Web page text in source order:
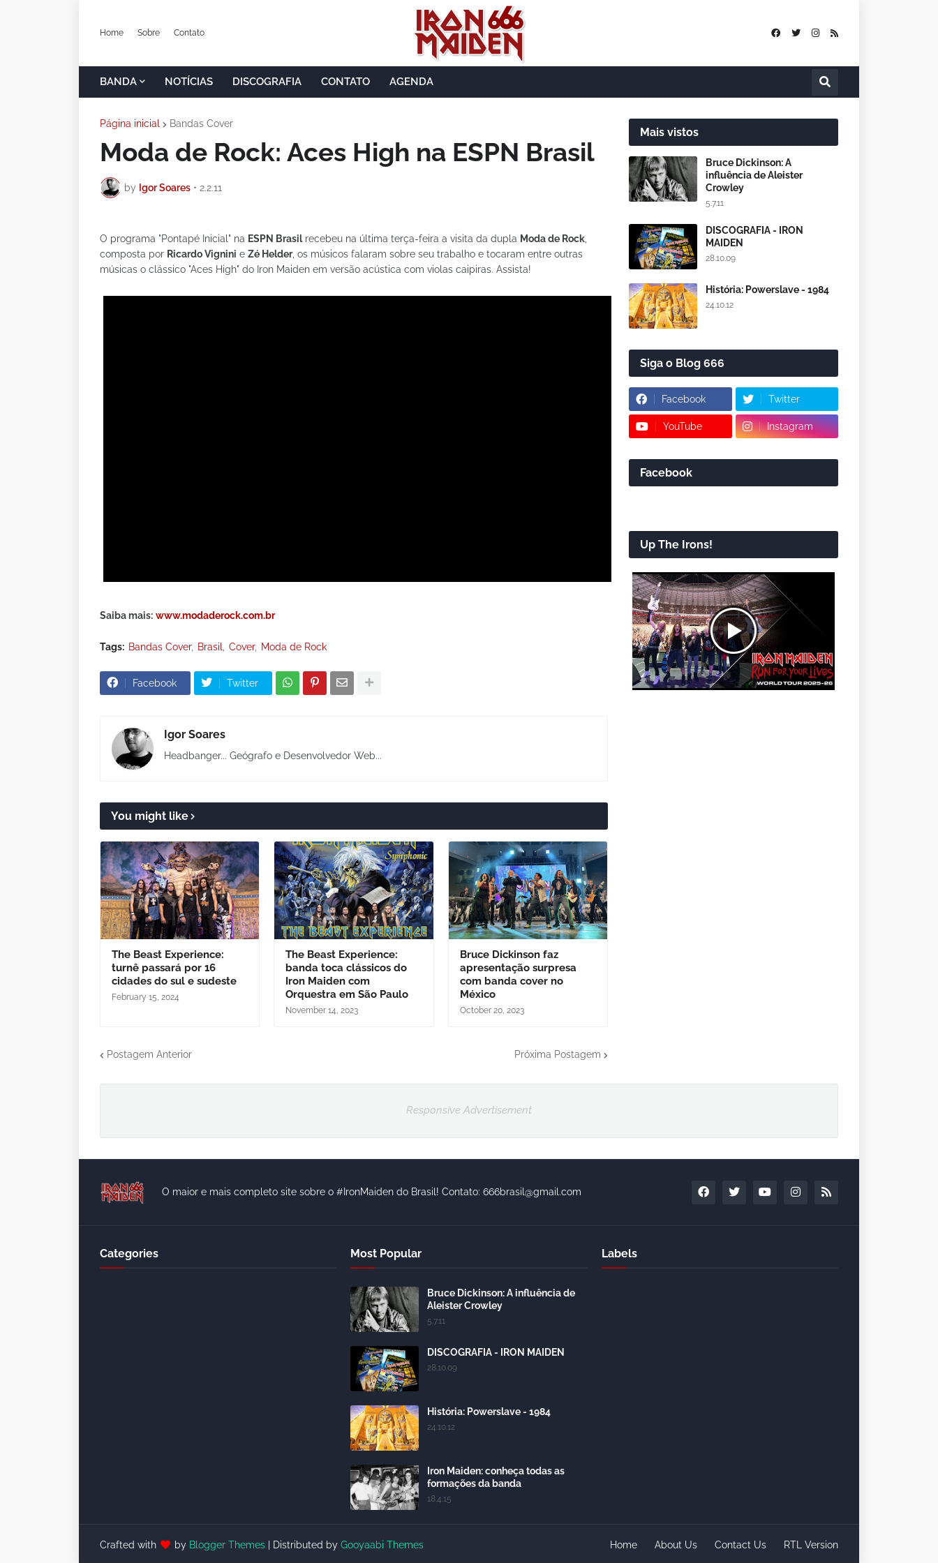
Home Sobre Contato
BANDA NOTÍCIAS DISCOGRAFIA CONTATO AGENDA
Página inicial Bandas Cover
Moda de Rock: Aces High na ESPN Brasil
by Igor Soares • 2.2.11
O programa "Pontapé Inicial" na ESPN Brasilrecebeu na última terça-feira a visita da dupla Moda de Rock
composta por Ricardo Vignini e Zé Helder, os músicos falaram sobre seu trabalho e tocaram entre outras
músicas o clássico "Aces High" do Iron Maiden em versão acústica com violas caipiras. Assista!
Saiba mais: www.modaderock.com.br
Tags: Bandas Cover Brasil Cover Moda de Rock
Facebook Twitter
Igor Soares
Headbanger... Geógrafo e Desenvolvedor Web...
You might like
The Beast Experience:
turnê passará por 16
cidades do sul e sudeste
February 15, 2024
The Beast Experience:
banda toca clássicos do
Iron Maiden com
Orquestra em São Paulo
November 14, 2023
Bruce Dickinson faz
apresentação surpresa
com banda cover no
México
October 20, 2023
Postagem Anterior Próxima Postagem
Mais vistos
Bruce Dickinson: A
influência de Aleister
Crowley
5.7.11
DISCOGRAFIA - IRON
MAIDEN
28.10.09
História: Powerslave - 1984
24.10.12
Siga o Blog 666
Facebook Twitter
YouTube Instagram
Facebook
Up The Irons!
Responsive Advertisement
O maior e mais completo site sobre o #IronMaiden do Brasil! Contato: 666brasil@gmail.com
Categories Most Popular
Bruce Dickinson: A influência de
Aleister Crowley
5.7.11
DISCOGRAFIA - IRON MAIDEN
28.10.09
História: Powerslave - 1984
24.10.12
Iron Maiden: conheça todas as
formações da banda
18.4.15
Labels
Crafted with by Blogger Themes | Distributed by Gooyaabi Themes Home About Us Contact Us RTL Version